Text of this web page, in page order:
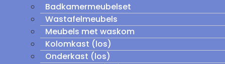
Badkamermeubelset
Wastafelmeubels
Meubels met waskom
Kolomkast (los)
Onderkast (los)